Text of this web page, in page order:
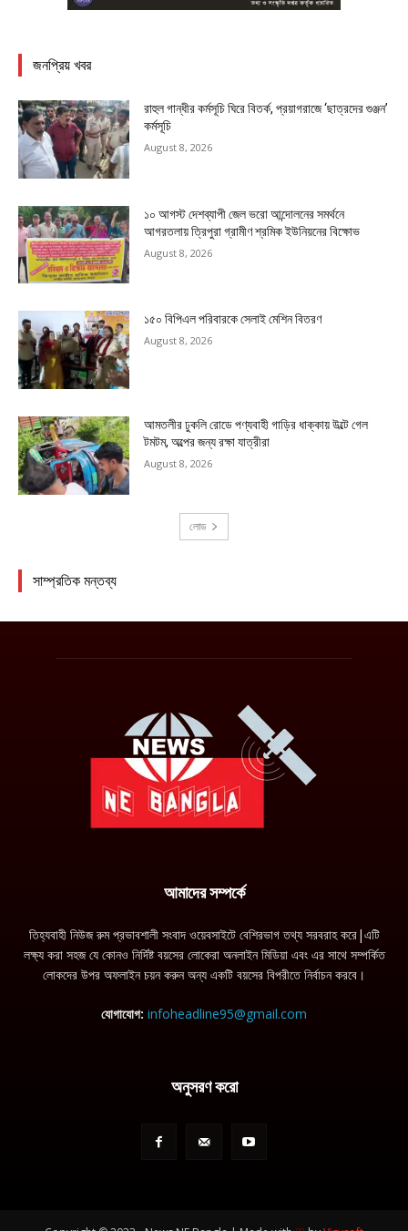
আমাদের সম্পর্কে
তিহ্যবাহী নিউজ রুম প্রভাবশালী সংবাদ ওয়েবসাইটে বেশিরভাগ তথ্য সরবরাহ করে|এটি
লক্ষ্য করা সহজ যে কোনও নির্দিষ্ট বয়সের লোকেরা অনলাইন মিডিয়া এবং এর সাথে সম্পর্কিত
লোকদের উপর অফলাইন চয়ন করুন অন্য একটি বয়সের বিপরীতে নির্বাচন করবে।
যোগাযোগ: infoheadline95@gmail.com
অনুসরণ করো